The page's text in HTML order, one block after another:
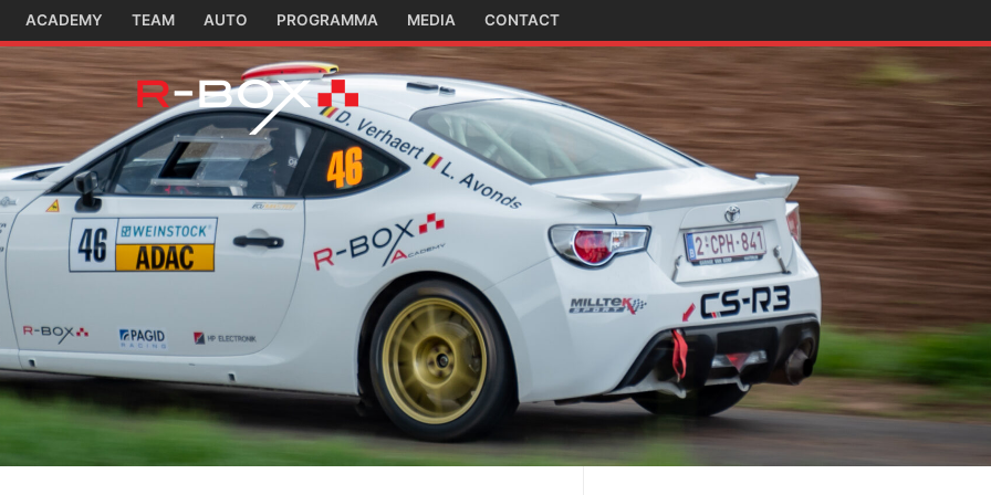
ACADEMY TEAM AUTO PROGRAMMA MEDIA CONTACT